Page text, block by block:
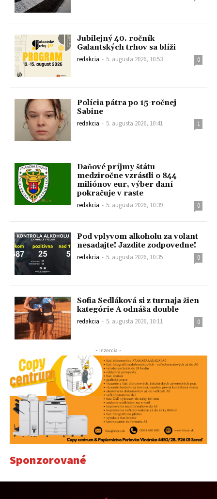
Jubilejný 40. ročník
Galantských trhov sa blíži
redakcia - 5. augusta 2026, 10:53 0
Polícia pátra po 15-ročnej
Sabine
redakcia - 5. augusta 2026, 10:41 1
Daňové príjmy štátu
medziročne vzrástli o 844
miliónov eur, výber daní
pokračuje v raste
redakcia - 5. augusta 2026, 10:39 0
Pod vplyvom alkoholu za volant
nesadajte! Jazdite zodpovedne!
redakcia - 5. augusta 2026, 10:35 0
Sofia Sedláková si z turnaja žien
kategórie A odnáša double
redakcia - 5. augusta 2026, 10:11 0
- Inzercia -
Sponzorované